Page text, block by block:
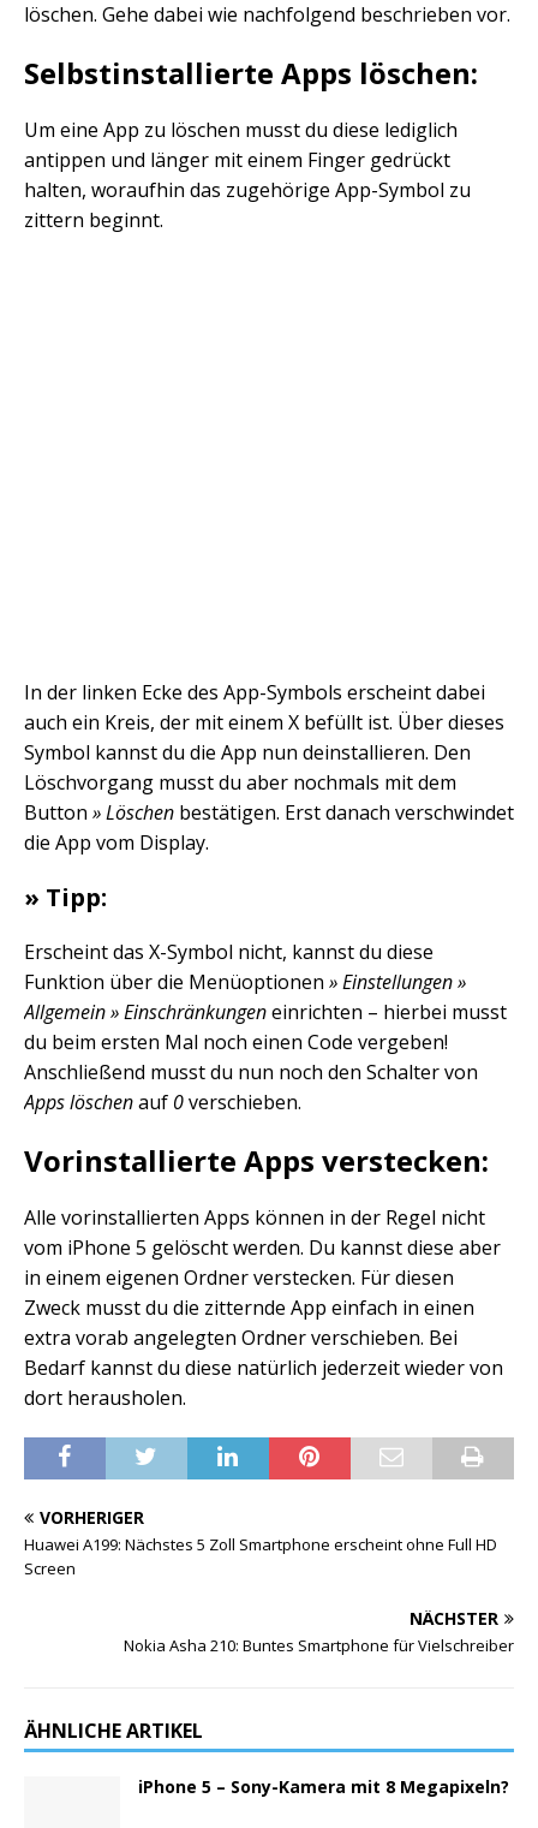
löschen. Gehe dabei wie nachfolgend beschrieben vor.
Selbstinstallierte Apps löschen:
Um eine App zu löschen musst du diese lediglich
antippen und länger mit einem Finger gedrückt
halten, woraufhin das zugehörige App-Symbol zu
zittern beginnt.
In der linken Ecke des App-Symbols erscheint dabei
auch ein Kreis, der mit einem X befüllt ist. Über dieses
Symbol kannst du die App nun deinstallieren. Den
Löschvorgang musst du aber nochmals mit dem
Button » Löschen bestätigen. Erst danach verschwindet
die App vom Display.
» Tipp:
Erscheint das X-Symbol nicht, kannst du diese
Funktion über die Menüoptionen » Einstellungen »
Allgemein » Einschränkungeneinrichten – hierbei musst
du beim ersten Mal noch einen Code vergeben!
Anschließend musst du nun noch den Schalter von
Apps löschenauf 0verschieben.
Vorinstallierte Apps verstecken:
Alle vorinstallierten Apps können in der Regel nicht
vom iPhone 5 gelöscht werden. Du kannst diese aber
in einem eigenen Ordner verstecken. Für diesen
Zweck musst du die zitternde App einfach in einen
extra vorab angelegten Ordner verschieben. Bei
Bedarf kannst du diese natürlich jederzeit wieder von
dort herausholen.
VORHERIGER
Huawei A199: Nächstes 5 Zoll Smartphone erscheint ohne Full HD
Screen
NÄCHSTER
Nokia Asha 210: Buntes Smartphone für Vielschreiber
ÄHNLICHE ARTIKEL
iPhone 5 – Sony-Kamera mit 8 Megapixeln?